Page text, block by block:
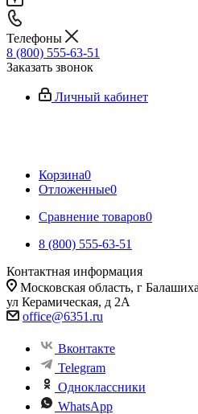
Телефоны
8 (800) 555-63-51
Заказать звонок
Личный кабинет
Корзина0
Отложенные0
Сравнение товаров0
8 (800) 555-63-51
Контактная информация
Московская область, г
ул Керамическая, д 2А
office@6351.ru
Вконтакте
Telegram
Одноклассники
WhatsApp